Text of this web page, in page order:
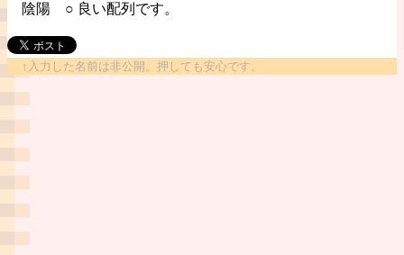
陰陽 ○ 良い配列です。
↑入力した名前は非公開。押しても安心です。